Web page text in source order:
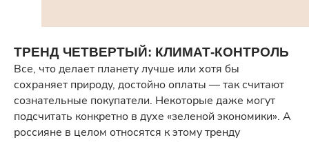
ТРЕНД ЧЕТВЕРТЫЙ: КЛИМАТ-КОНТРОЛЬ
Все, что делает планету лучше или хотя бы
сохраняет природу, достойно оплаты — так считают
сознательные покупатели. Некоторые даже могут
подсчитать конкретно в духе «зеленой экономики». А
россияне в целом относятся к этому тренду